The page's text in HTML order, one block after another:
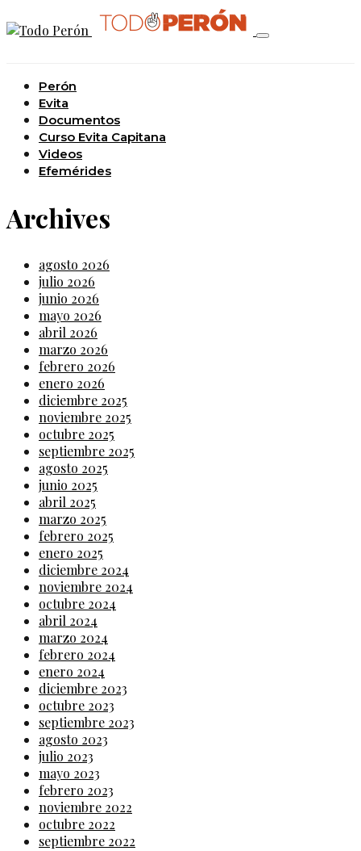
Perón
Evita
Documentos
Curso Evita Capitana
Videos
Efemérides
Archives
agosto 2026
julio 2026
junio 2026
mayo 2026
abril 2026
marzo 2026
febrero 2026
enero 2026
diciembre 2025
noviembre 2025
octubre 2025
septiembre 2025
agosto 2025
junio 2025
abril 2025
marzo 2025
febrero 2025
enero 2025
diciembre 2024
noviembre 2024
octubre 2024
abril 2024
marzo 2024
febrero 2024
enero 2024
diciembre 2023
octubre 2023
septiembre 2023
agosto 2023
julio 2023
mayo 2023
febrero 2023
noviembre 2022
octubre 2022
septiembre 2022